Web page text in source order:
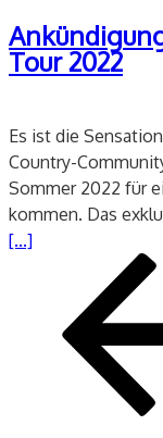
Tour 2022
Es ist die
Country-
Sommer 2022 für
kommen. Das
[...]
Beiträge